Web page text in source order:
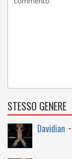
STESSO GENERE
Davidian -